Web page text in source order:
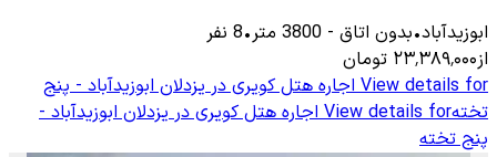
ابوزیدآباد•بدون اتاق -
3800 متر•
8 نفر
از۲۳٬۳۸۹٬۰۰۰ تومان
View details for اجاره هتل کویری در یزدلان ابوزیدآباد - پنج
تختهView details for اجاره هتل کویری در یزدلان ابوزیدآباد -
پنج تخته